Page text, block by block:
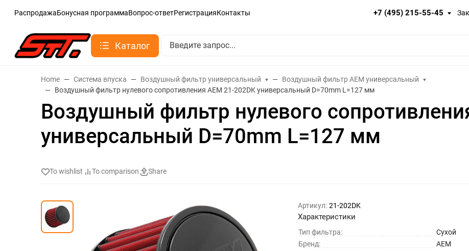
РаспродажаБонусная программаВопрос-ответРегистрацияКонтакты +7 (495) 215-55-45
Каталог
Home Система впуска Воздушный фильтр универсальный
Воздушный фильтр AEM универсальный
Воздушный фильтр нулевого сопротивления AEM 21-202DK универсальный D=70mm L=127 мм
Воздушный фильтр нулевого
универсальный D=70mm L=127 мм
To wishlist To comparison Share
Артикул: 21-202DK
Характеристики
Тип фильтра:
Сухой
Бренд:
AEM